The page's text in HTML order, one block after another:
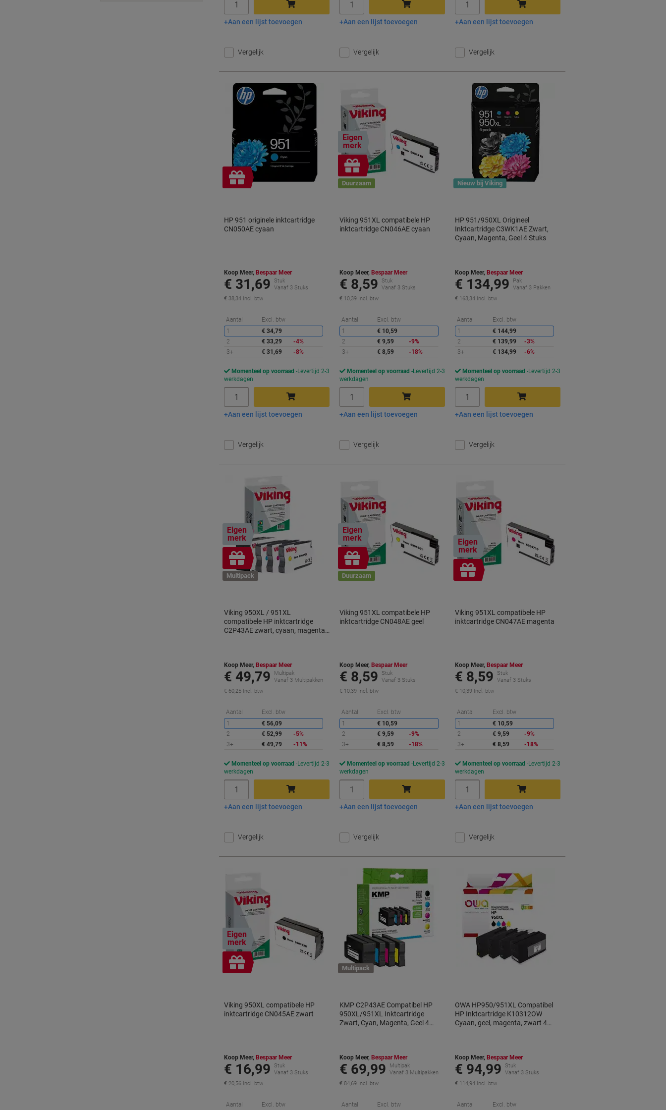
In winkelwagen
Aan een lijst toevoegen
Vergelijk
In winkelwagen
Aan een lijst toevoegen
Vergelijk
In winkelwagen
Aan een lijst toevoegen
Vergelijk
Geschenk
HP 951 originele inktcartridge
CN050AE cyaan
Koop Meer, Bespaar Meer
€ 31,69
Stuk
Vanaf 3 Stuks
€ 38,34 Incl. btw
Aantal Excl. btw
Korting
1
€ 34,79
2
€ 33,29
-4%
3+
€ 31,69 -8%
Momenteel op voorraad
Levertijd 2-3
werkdagen
In winkelwagen
Aan een lijst toevoegen
Vergelijk
Eigen
merk
Geschenk
Duurzaam
Viking 951XL compatibele HP
inktcartridge CN046AE cyaan
Koop Meer, Bespaar Meer
€ 8,59
Stuk
Vanaf 3 Stuks
€ 10,39 Incl. btw
Aantal Excl. btw
Korting
1
€ 10,59
2
€ 9,59
-9%
3+
€ 8,59 -18%
Momenteel op voorraad
Levertijd 2-3
werkdagen
In winkelwagen
Aan een lijst toevoegen
Vergelijk
Nieuw bij Viking
HP 951/950XL Origineel
Inktcartridge C3WK1AE Zwart,
Cyaan, Magenta, Geel 4 Stuks
Koop Meer, Bespaar Meer
€ 134,99
Pak
Vanaf 3 Pakken
€ 163,34 Incl. btw
Aantal Excl. btw
1
€ 144,99
2
€ 139,99
-3%
3+
€ 134,99 -6%
Momenteel op voorraad
Levertijd 2-3
werkdagen
In winkelwagen
Aan een lijst toevoegen
Vergelijk
Eigen
merk
Geschenk
Multipack
Viking 950XL / 951XL
compatibele HP inktcartridge
C2P43AE zwart, cyaan, magenta,
Koop Meer, Bespaar Meer
€ 49,79
Multipak
Vanaf 3 Multipakken
€ 60,25 Incl. btw
Aantal Excl. btw
Korting
1
€ 56,09
2
€ 52,99
-5%
3+
€ 49,79 -11%
Momenteel op voorraad
Levertijd 2-3
werkdagen
In winkelwagen
Aan een lijst toevoegen
Vergelijk
Eigen
merk
Geschenk
Duurzaam
Viking 951XL compatibele HP
inktcartridge CN048AE geel
Koop Meer, Bespaar Meer
€ 8,59
Stuk
Vanaf 3 Stuks
€ 10,39 Incl. btw
Aantal Excl. btw
Korting
1
€ 10,59
2
€ 9,59
-9%
3+
€ 8,59 -18%
Momenteel op voorraad
Levertijd 2-3
werkdagen
In winkelwagen
Aan een lijst toevoegen
Vergelijk
Eigen
merk
Geschenk
Viking 951XL compatibele HP
inktcartridge CN047AE magenta
Koop Meer, Bespaar Meer
€ 8,59
Stuk
Vanaf 3 Stuks
€ 10,39 Incl. btw
Aantal Excl. btw
1
€ 10,59
2
€ 9,59
-9%
3+
€ 8,59 -18%
Momenteel op voorraad
Levertijd 2-3
werkdagen
In winkelwagen
Aan een lijst toevoegen
Vergelijk
Eigen
merk
Geschenk
Viking 950XL compatibele HP
inktcartridge CN045AE zwart
Koop Meer, Bespaar Meer
€ 16,99
Stuk
Vanaf 3 Stuks
€ 20,56 Incl. btw
Aantal Excl. btw Korting
Multipack
KMP C2P43AE Compatibel HP
950XL/951XL Inktcartridge
Zwart, Cyan, Magenta, Geel 4
Koop Meer, Bespaar Meer
€ 69,99
Multipak
Vanaf 3 Multipakken
€ 84,69 Incl. btw
Aantal Excl. btw Korting
OWA HP950/951XL Compatibel
HP Inktcartridge K10312OW
Cyaan, geel, magenta, zwart 4
Koop Meer, Bespaar Meer
€ 94,99
Stuk
Vanaf 3 Stuks
€ 114,94 Incl. btw
Aantal Excl. btw